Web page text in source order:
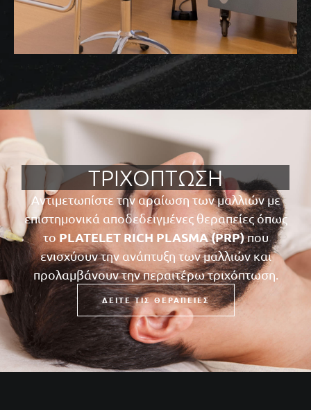
ΤΡΙΧΌΠΤΩΣΗ
Αντιμετωπίστε την αραίωση των μαλλιών με
επιστημονικά αποδεδειγμένες θεραπείες όπως
το PLATELET RICH PLASMA (PRP)που
ενισχύουν την ανάπτυξη των μαλλιών και
προλαμβάνουν την περαιτέρω τριχόπτωση.
ΔΕΊΤΕ ΤΙΣ ΘΕΡΑΠΕΊΕΣ